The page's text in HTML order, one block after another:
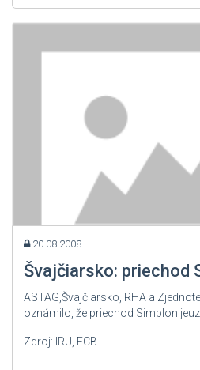
20.08.2008
Švajčiarsko: priechod
ASTAG,Švajčiarsko, RHA a
oznámilo, že priechod Simplon
Zdroj: IRU, ECB